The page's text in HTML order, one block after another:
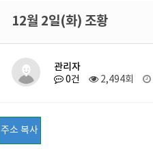
12월 2일(화) 조황
관리자
0건 2,494회
주소 복사